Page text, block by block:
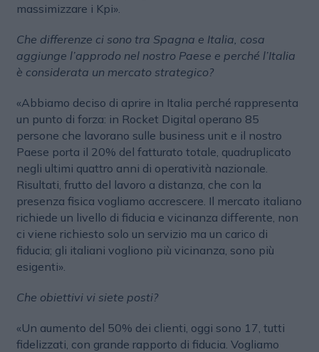
massimizzare i Kpi».
Che differenze ci sono tra Spagna e Italia, cosa
aggiunge l’approdo nel nostro Paese e perché l’Italia
è considerata un mercato strategico?
«Abbiamo deciso di aprire in Italia perché rappresenta
un punto di forza: in Rocket Digital operano 85
persone che lavorano sulle business unit e il nostro
Paese porta il 20% del fatturato totale, quadruplicato
negli ultimi quattro anni di operatività nazionale.
Risultati, frutto del lavoro a distanza, che con la
presenza fisica vogliamo accrescere. Il mercato italiano
richiede un livello di fiducia e vicinanza differente, non
ci viene richiesto solo un servizio ma un carico di
fiducia; gli italiani vogliono più vicinanza, sono più
esigenti».
Che obiettivi vi siete posti?
«Un aumento del 50% dei clienti, oggi sono 17, tutti
fidelizzati, con grande rapporto di fiducia. Vogliamo